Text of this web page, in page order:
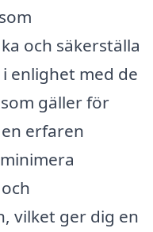
och säkerställa
enlighet med de
gäller för
erfaren
vilket ger dig en